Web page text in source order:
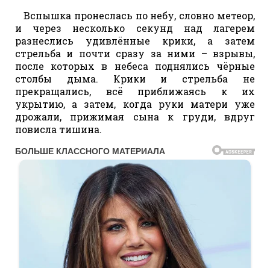
Вспышка пронеслась по небу, словно метеор,
и через несколько секунд над лагерем
разнеслись удивлённые крики, а затем
стрельба и почти сразу за ними – взрывы,
после которых в небеса поднялись чёрные
столбы дыма. Крики и стрельба не
прекращались, всё приближаясь к их
укрытию, а затем, когда руки матери уже
дрожали, прижимая сына к груди, вдруг
повисла тишина.